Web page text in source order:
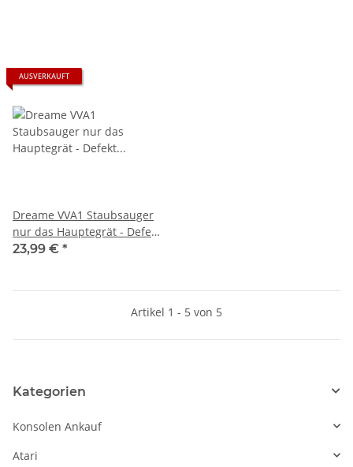
AUSVERKAUFT
Dreame VVA1 Staubsauger
nur das Hauptegrät - Defekt
Akku lädt nicht blinkt Rot
23,99 € *
Artikel 1 - 5 von 5
Kategorien
Konsolen Ankauf
Atari